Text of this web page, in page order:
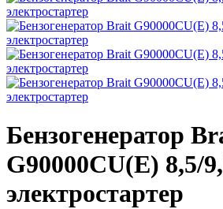
Бензогенератор
G90000CU(E) 8,5/
электростартер